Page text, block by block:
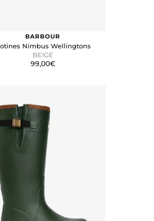
BARBOUR
Nimbus Wellingtons
BEIGE
99,00€